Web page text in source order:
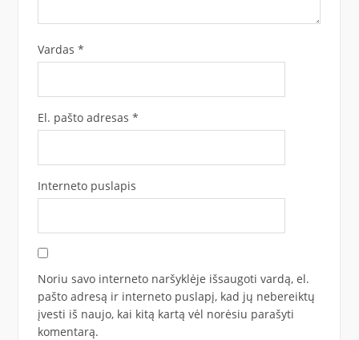
Vardas *
El. pašto adresas *
Interneto puslapis
Noriu savo interneto naršyklėje išsaugoti vardą, el.
pašto adresą ir interneto puslapį, kad jų nebereiktų
įvesti iš naujo, kai kitą kartą vėl norėsiu parašyti
komentarą.